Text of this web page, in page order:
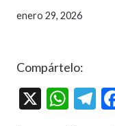
enero 29, 2026
Compártelo:
X
W T